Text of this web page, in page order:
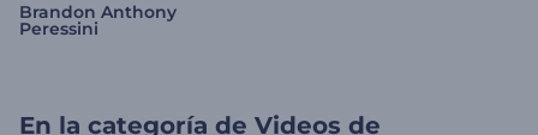
Brandon Anthony
Peressini
En la categoría de Videos de